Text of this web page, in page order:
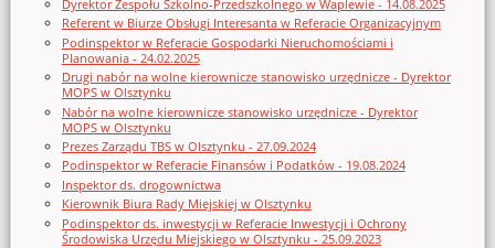
Dyrektor Zespołu Szkolno-Przedszkolnego w Waplewie - 14.08.2025
Referent w Biurze Obsługi Interesanta w Referacie Organizacyjnym
Podinspektor w Referacie Gospodarki Nieruchomościami i
Planowania - 24.02.2025
Drugi nabór na wolne kierownicze stanowisko urzędnicze - Dyrektor
MOPS w Olsztynku
Nabór na wolne kierownicze stanowisko urzędnicze - Dyrektor
MOPS w Olsztynku
Prezes Zarządu TBS w Olsztynku - 27.09.2024
Podinspektor w Referacie Finansów i Podatków - 19.08.2024
Inspektor ds. drogownictwa
Kierownik Biura Rady Miejskiej w Olsztynku
Podinspektor ds. inwestycji w Referacie Inwestycji i Ochrony
Środowiska Urzędu Miejskiego w Olsztynku - 25.09.2023